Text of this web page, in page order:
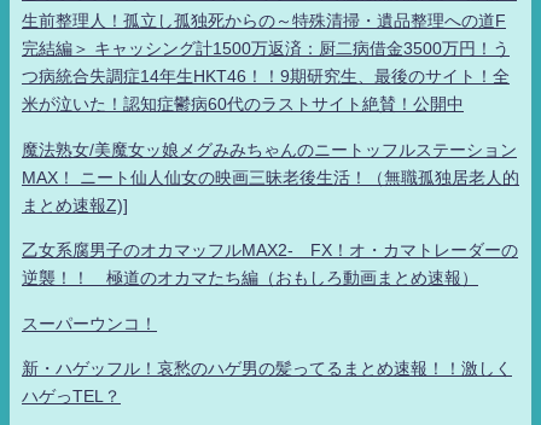
生前整理人！孤立し孤独死からの～特殊清掃・遺品整理への道F
完結編＞ キャッシング計1500万返済：厨二病借金3500万円！う
つ病統合失調症14年生HKT46！！9期研究生、最後のサイト！全
米が泣いた！認知症鬱病60代のラストサイト絶賛！公開中
魔法熟女/美魔女ッ娘メグみみちゃんのニートッフルステーション
MAX！ ニート仙人仙女の映画三昧老後生活！（無職孤独居老人的
まとめ速報Z)]
乙女系腐男子のオカマッフルMAX2- FX！オ・カマトレーダーの
逆襲！！ 極道のオカマたち編（おもしろ動画まとめ速報）
スーパーウンコ！
新・ハゲッフル！哀愁のハゲ男の髪ってるまとめ速報！！激しく
ハゲっTEL？